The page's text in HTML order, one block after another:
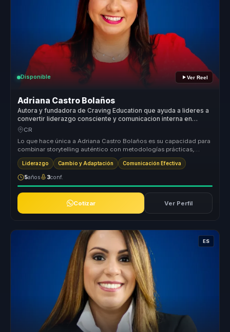
Disponible Ver Reel
Adriana Castro Bolaños
Autora y fundadora de Craving Education que ayuda a lideres a
convertir liderazgo consciente y comunicacion interna en
cohesion y decisiones valientes.
CR
Lo que hace única a Adriana Castro Bolaños es su capacidad para
combinar storytelling auténtico con metodologías prácticas,
ofreciendo un...
Liderazgo Cambio y Adaptación Comunicación Efectiva
5años 3conf.
Cotizar Ver Perfil
ES